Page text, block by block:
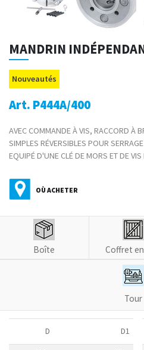
MANDRIN
Nouveautés
Art. P444A/400
AVEC COMMANDE À VIS, RACCORD À
SIMPLES RÉVERSIBLES POUR
EQUIPÉ D'UNE CLÉ DE MORS ET DE VIS
OÙ ACHETER
Boîte Coffret
Tour
D D1